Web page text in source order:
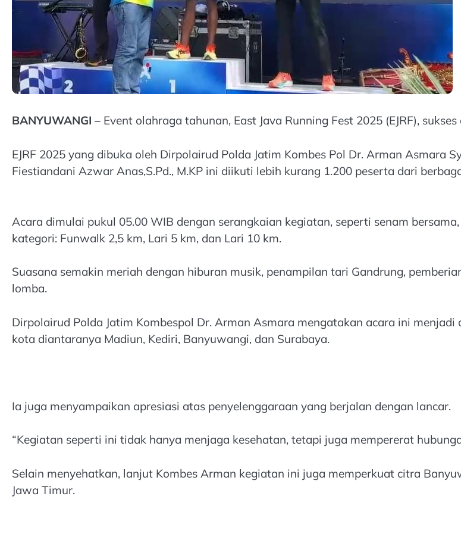
BANYUWANGI – Event olahraga tahunan, East Java Running Fest 2025 (EJRF),
EJRF 2025 yang dibuka oleh Dirpolairud Polda Jatim Kombes Pol Dr. Arman Asmara
Fiestiandani Azwar Anas,S.Pd., M.KP ini diikuti lebih kurang 1.200 peserta dari
Acara dimulai pukul 05.00 WIB dengan serangkaian kegiatan, seperti senam
kategori: Funwalk 2,5 km, Lari 5 km, dan Lari 10 km.
Suasana semakin meriah dengan hiburan musik, penampilan tari Gandrung,
lomba.
Dirpolairud Polda Jatim Kombespol Dr. Arman Asmara mengatakan acara ini
kota diantaranya Madiun, Kediri, Banyuwangi, dan Surabaya.
Ia juga menyampaikan apresiasi atas penyelenggaraan yang berjalan dengan lancar.
“Kegiatan seperti ini tidak hanya menjaga kesehatan, tetapi juga mempererat
Selain menyehatkan, lanjut Kombes Arman kegiatan ini juga memperkuat citra
Jawa Timur.